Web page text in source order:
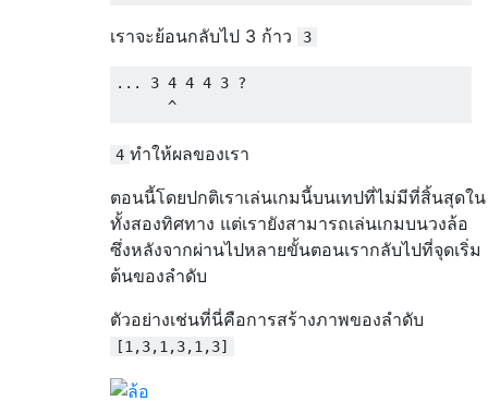
เราจะย้อนกลับไป 3 ก้าว 3
... 3 4 4 4 3 ?
4 ทำให้ผลของเรา
ตอนนี้โดยปกติเราเล่นเกมนี้บนเทปที่ไม่มีที่สิ้นสุดใน
ทั้งสองทิศทาง แต่เรายังสามารถเล่นเกมบนวงล้อ
ซึ่งหลังจากผ่านไปหลายขั้นตอนเรากลับไปที่จุดเริ่ม
ต้นของลำดับ
ตัวอย่างเช่นที่นี่คือการสร้างภาพของลำดับ
[1,3,1,3,1,3]